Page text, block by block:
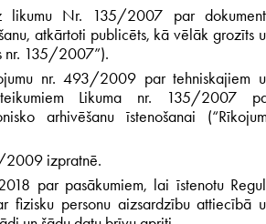
likumu Nr. 135/2007 par
atkārtoti publicēts, kā vēlāk grozīts
nr. 135/2007”).
nr. 493/2009 par tehniskajiem
Likuma nr. 135/2007
arhivēšanu īstenošanai
2009 izpratnē.
par pasākumiem, lai īstenotu
fizisku personu aizsardzību attiecībā